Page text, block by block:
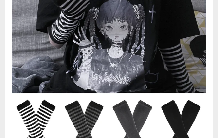
커
프,
블
랙
펑
크,
야
합
장
갑,